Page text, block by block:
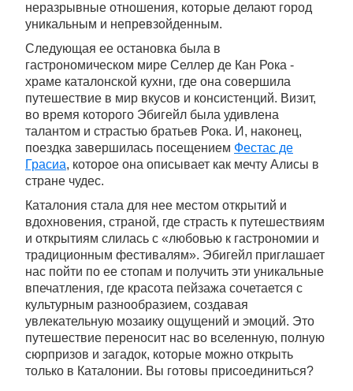
неразрывные отношения, которые делают город
уникальным и непревзойденным.
Следующая ее остановка была в
гастрономическом мире Селлер де Кан Рока -
храме каталонской кухни, где она совершила
путешествие в мир вкусов и консистенций. Визит,
во время которого Эбигейл была удивлена ​​
талантом и страстью братьев Рока. И, наконец,
поездка завершилась посещением Фестас де
Грасиа, которое она описывает как мечту Алисы в
стране чудес.
Каталония стала для нее местом открытий и
вдохновения, страной, где страсть к путешествиям
и открытиям слилась с «любовью к гастрономии и
традиционным фестивалям». Эбигейл приглашает
нас пойти по ее стопам и получить эти уникальные
впечатления, где красота пейзажа сочетается с
культурным разнообразием, создавая
увлекательную мозаику ощущений и эмоций. Это
путешествие переносит нас во вселенную, полную
сюрпризов и загадок, которые можно открыть
только в Каталонии. Вы готовы присоединиться?